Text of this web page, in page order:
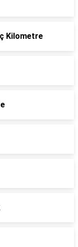
Kilometre